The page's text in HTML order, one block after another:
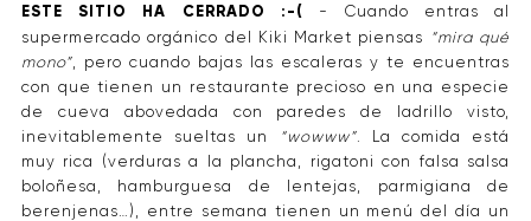
ESTE SITIO HA CERRADO :-( - Cuando entras al
supermercado orgánico del Kiki Market piensas “mira qué
mono”, pero cuando bajas las escaleras y te encuentras
con que tienen un restaurante precioso en una especie
de cueva abovedada con paredes de ladrillo visto,
inevitablemente sueltas un
“wowww”. La comida está
muy rica (verduras a la plancha, rigatoni con falsa salsa
boloñesa, hamburguesa de lentejas, parmigiana de
berenjenas…), entre semana tienen un menú del día un